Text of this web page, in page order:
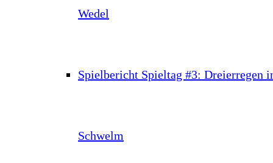
Wedel
Spielbericht Spieltag #3: Dreierregen
Schwelm